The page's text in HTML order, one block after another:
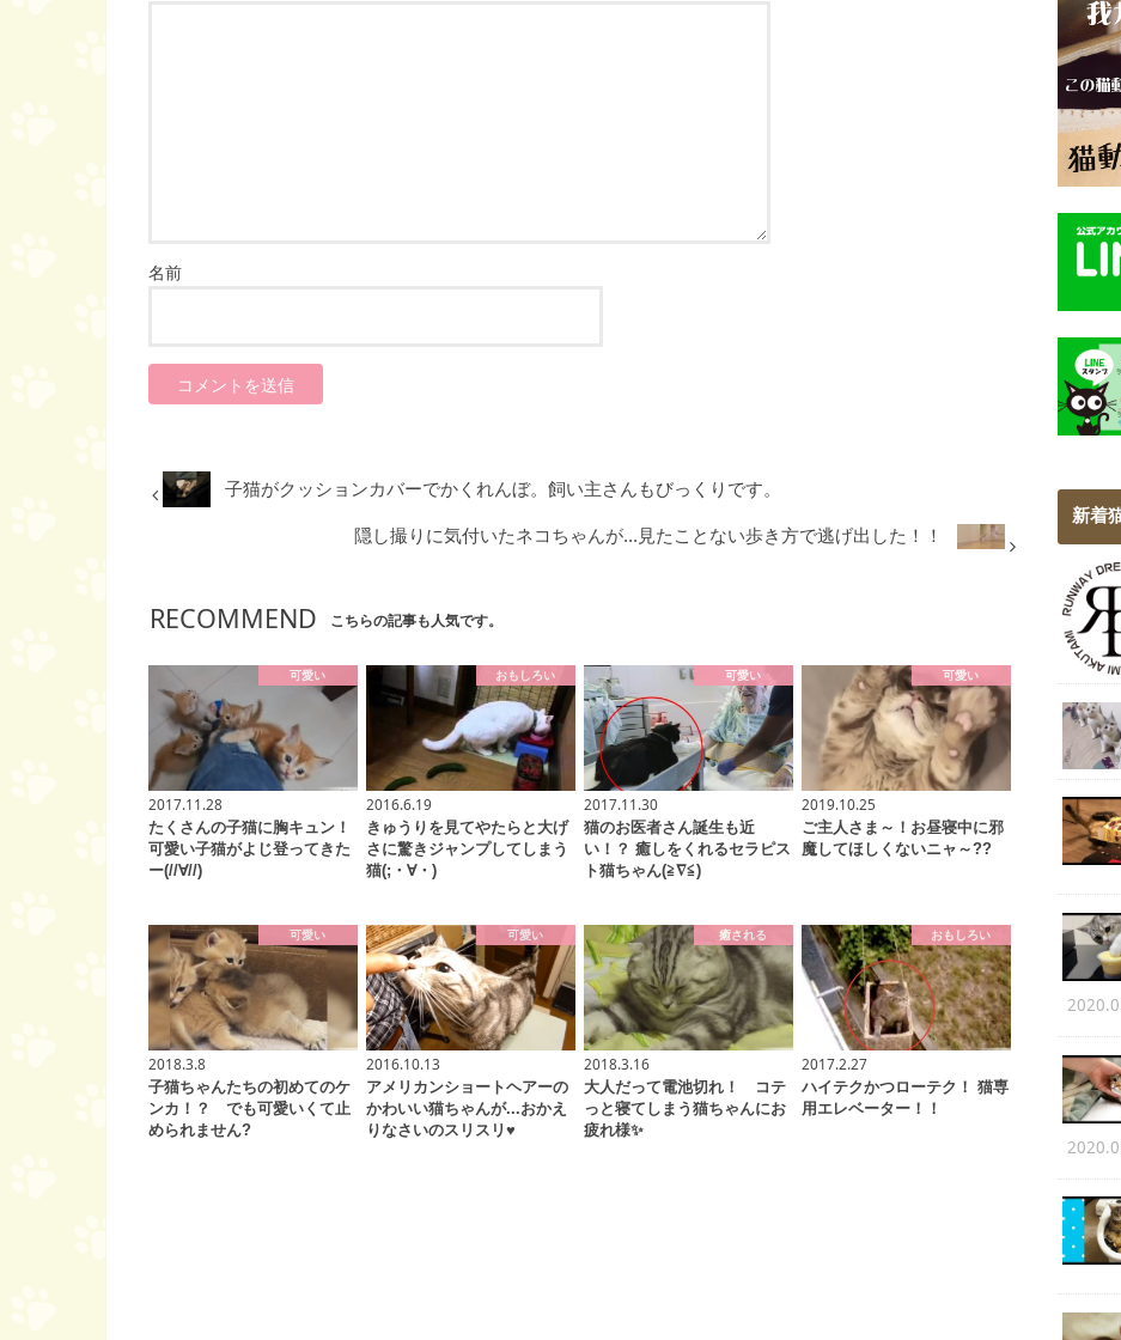
名前
子猫がクッションカバーでかくれんぼ。飼い主さんもびっくりです。
隠し撮りに気付いたネコちゃんが...見たことない歩き方で逃げ出した！！
RECOMMEND こちらの記事も人気です。
可愛い
2017.11.28
たくさんの子猫に胸キュン！
可愛い子猫がよじ登ってきた
ー(//∀//)
おもしろい
2016.6.19
きゅうりを見てやたらと大げ
さに驚きジャンプしてしまう
猫(;・∀・)
可愛い
2017.11.30
猫のお医者さん誕生も近
い！？ 癒しをくれるセラピス
ト猫ちゃん(≧∇≦)
可愛い
2019.10.25
ご主人さま～！お昼寝中に邪
魔してほしくないニャ～??
可愛い
2018.3.8
子猫ちゃんたちの初めてのケ
ンカ！？ でも可愛いくて止
められません?
可愛い
2016.10.13
アメリカンショートヘアーの
かわいい猫ちゃんが...おかえ
りなさいのスリスリ♥
癒される
2018.3.16
大人だって電池切れ！ コテ
っと寝てしまう猫ちゃんにお
疲れ様✨
おもしろい
2017.2.27
ハイテクかつローテク！ 猫専
用エレベーター！！
新着